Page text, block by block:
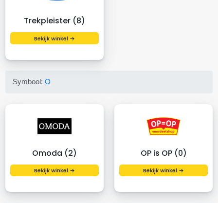
Trekpleister (8)
Bekijk winkel →
Symbool:O
Omoda (2)
Bekijk winkel →
OP is OP (0)
Bekijk winkel →